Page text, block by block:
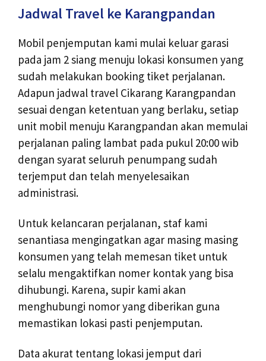
Jadwal Travel ke Karangpandan
Mobil penjemputan kami mulai keluar garasi
pada jam 2 siang menuju lokasi konsumen yang
sudah melakukan booking tiket perjalanan.
Adapun jadwal travel Cikarang Karangpandan
sesuai dengan ketentuan yang berlaku, setiap
unit mobil menuju Karangpandan akan memulai
perjalanan paling lambat pada pukul 20:00 wib
dengan syarat seluruh penumpang sudah
terjemput dan telah menyelesaikan
administrasi.
Untuk kelancaran perjalanan, staf kami
senantiasa mengingatkan agar masing masing
konsumen yang telah memesan tiket untuk
selalu mengaktifkan nomer kontak yang bisa
dihubungi. Karena, supir kami akan
menghubungi nomor yang diberikan guna
memastikan lokasi pasti penjemputan.
Data akurat tentang lokasi jemput dari